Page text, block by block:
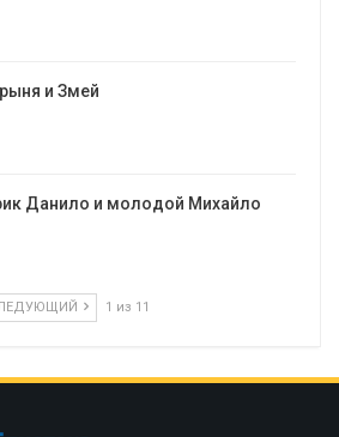
и Змей
Данило и молодой Михайло
1 из 11